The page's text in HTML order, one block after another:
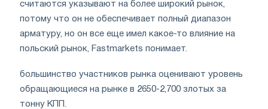
считаются указывают на более широкий рынок,
потому что он не обеспечивает полный диапазон
арматуру, но он все еще имел какое-то влияние на
польский рынок, Fastmarkets понимает.
большинство участников рынка оценивают уровень
обращающиеся на рынке в 2650-2,700 злотых за
тонну КПП.